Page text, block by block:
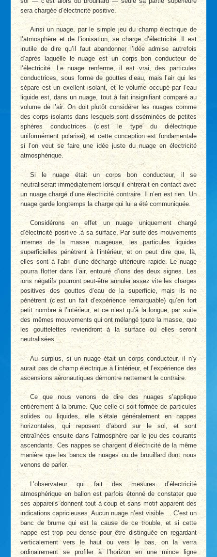
sera chargée d’électricité positive.
Ainsi un nuage, par le simple jeu du champ électrique de
l’atmosphère et de l’ionisation, se charge d’électricité. Il est
inutile de dire qu’il faut abandonner l’idée admise autrefois
d’après laquelle le nuage est un corps bon conducteur de
l’électricité. Le nuage renferme, il est vrai, des particules
conductrices, sous forme de gouttes d’eau, mais l’air qui les
sépare est un exellent isolant, et le volume occupé par l’eau
liquide est, dans un nuage, tout à fait insignifiant comparé au
volume de l’air. On doit plutôt considérer les nuages comme
des corps isolants dans lesquels sont disséminées de petites
sphères conductrices (c’est le type du diélectrique
uniformément polarisé), et cette conception est fondamentale
si l’on veut se faire une idée juste du nuage en électricité
atmosphérique.
Si le nuage était un corps bon conducteur, il se
neutraliserait immédiatement lorsqu’il entrerait en contact avec
un nuage chargé d’une électricité contraire. Il n’en est rien. Un
nuage garde longtemps la charge qui lui a été communiquée.
Considérons en effet un nuage uniquement chargé
d’électricité positive .à sa surface, Par suite des mouvements
internes de la masse nuageuse, les particules liquides
superficielles pénètrent à l’intérieur, et on peut dire que, là,
elles sont à l’abri d’une décharge ultérieure rapide. Le nuage
pourra flotter dans l’air, entouré d’ions des deux signes. Les
ions négatifs pourront peut-être annuler assez vite les charges
positives des gouttes d’eau de la superficie, mais ils ne
pénètrent (c’est un fait d’expérience remarquable) qu’en fort
petit nombre à l’intérieur, et ce n’est qu’à la longue, par suite
des mêmes mouvements qui ont mélangé toute la masse, que
les gouttelettes reviendront à la surface où elles seront
neutralisées.
Au surplus, si un nuage était un corps conducteur, il n’y
aurait pas de champ électrique à l’intérieur, et l’expérience des
ascensions aéronautiques démontre nettement le contraire.
Ce que nous venons de dire des nuages s’applique
entièrement à la brume. Que celle-ci soit formée de particules
solides ou liquides, elle s’étale généralement en nappes
horizontales, qui reposent d’abord sur le sol, et sont
entraînées ensuite dans l’atmosphère par le jeu des courants
ascendants. Ces nappes se chargent d’électricité de la même
manière que les bancs de nuages ou de brouillard dont nous
venons de parler.
L’observateur qui fait des mesures d’électricité
atmosphérique en ballon est parfois étonné de constater que
ses appareils donnent tout à coup et sans motif apparent des
indications capricieuses. Aucun nuage n’est visible ... C’est un
banc de brume qui est la cause de ce trouble, et si cette
nappe est trop peu dense pour être distinguée en regardant
verticalement vers le haut ou vers le bas, on la verra
ordinairement se profiler à l’horizon en une mince ligne